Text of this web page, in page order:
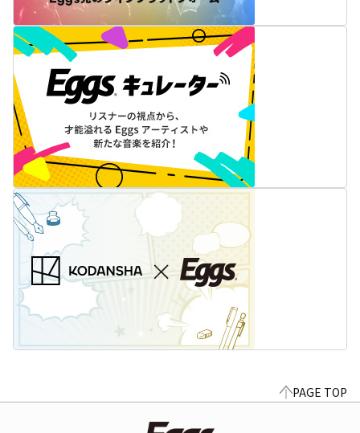
PAGE TOP